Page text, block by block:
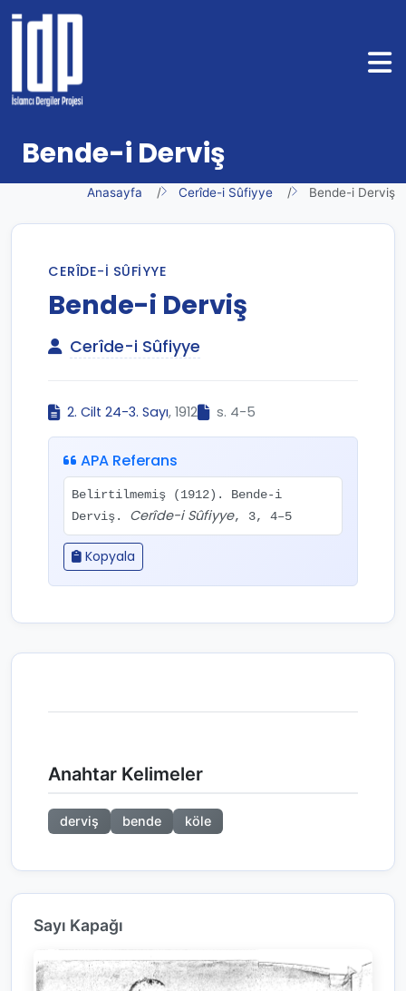
Bende-i Derviş
Anasayfa Cerîde-i Sûfiyye Bende-i Derviş
CERÎDE-I SÛFIYYE
Bende-i Derviş
Cerîde-i Sûfiyye
2. Cilt 24-3. Sayı, 1912 s. 4-5
APA Referans
Belirtilmemiş (1912). Bende-i
Derviş. Cerîde-i Sûfiyye, 3, 4–5
Kopyala
Anahtar Kelimeler
derviş bende köle
Sayı Kapağı